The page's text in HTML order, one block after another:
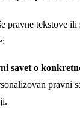
pravne tekstove
savet o
pravni